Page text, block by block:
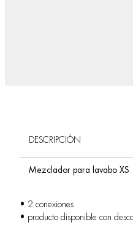
DESCRIPCIÓN
Mezclador para lavabo XS
• 2 conexiones
• producto disponible con